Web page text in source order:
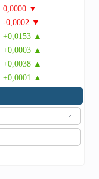
0,0000 ▼
-0,0002 ▼
+0,0153 ▲
+0,0003 ▲
+0,0038 ▲
+0,0001 ▲